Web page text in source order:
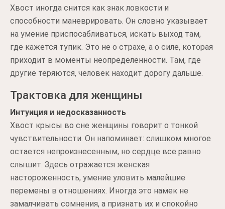
Хвост иногда снится как знак ловкости и
способности маневрировать. Он словно указывает
на умение приспосабливаться, искать выход там,
где кажется тупик. Это не о страхе, а о силе, которая
приходит в моменты неопределенности. Там, где
другие теряются, человек находит дорогу дальше.
Трактовка для женщины
Интуиция и недосказанность
Хвост крысы во сне женщины говорит о тонкой
чувствительности. Он напоминает: слишком многое
остается непроизнесенным, но сердце все равно
слышит. Здесь отражается женская
настороженность, умение уловить малейшие
перемены в отношениях. Иногда это намек не
замалчивать сомнения, а признать их и спокойно